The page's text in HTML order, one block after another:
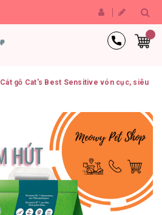
Cát gỗ Cat's Best Sensitive vón cục, siêu